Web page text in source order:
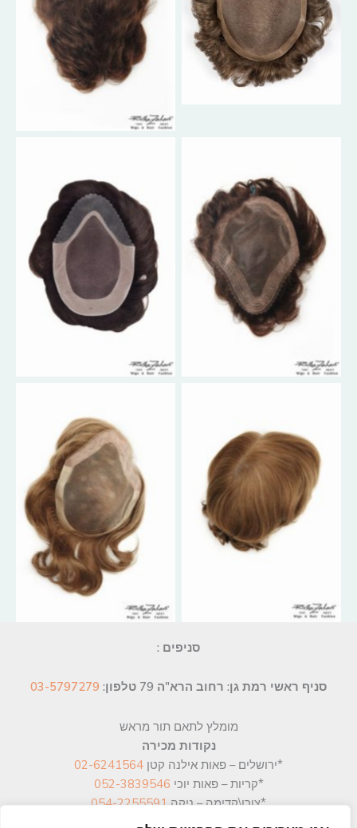
No Caption
No Caption
No Caption
No Caption
No Caption
סניפים :
סניף ראשי רמת גן: רחוב הרא"ה 79 טלפון: 03-5797279
מומלץ לתאם תור מראש
נקודות מכירה
*ירושלים – פאות אילנה קטן 02-6241564
*קריות – פאות יוכי 052-3839546
*צורן\קדימה – ניקה054-2255591
08-9459463